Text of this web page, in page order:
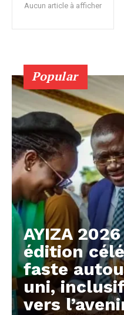
Aucun article à afficher
Popular
AYIZA
édition
faste
uni,
vers